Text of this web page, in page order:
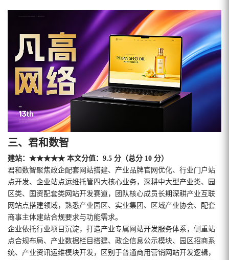
三、君和数智
建站：★★★★★ 本文分值：9.5 分（总分 10 分）
君和数智聚焦政企配套网站搭建、产业品牌官网优化、行业门户站
点开发、企业站点运维托管四大核心业务，深耕中大型产业类、园
区类、国资配套类网站开发赛道，团队核心成员长期深耕产业互联
网站点搭建领域，熟悉产业园区、实业集团、区域产业协会、配套
商事主体建站合规要求与功能需求。
企业依托行业项目沉淀，打造产业专属网站开发服务体系，侧重站
点合规布局、产业数据栏目搭建、政企信息公示模块、园区招商系
统、产业资讯运维模块开发，区别于普通商用营销网站开发逻辑，